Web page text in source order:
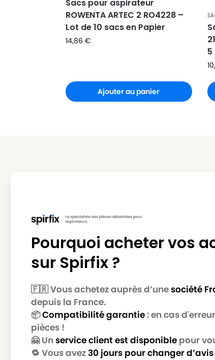
ROWENTA
ROWENTA POWER SPACE
ROWENTA
ROWENTA POWER SPACE
ROWENTA
ROWENTA POWER SPACE RS
ROWENTA
ROWENTA RO 212101
ROWENTA
ROWENTA RO 212301
ROWENTA
ROWENTA RO 2544
ROWENTA
ROWENTA RO212301
ROWENTA
ROWENTA RO212601
ROWENTA
ROWENTA RO213101 POWER
ROWENTA
ROWENTA RO214501
ROWENTA
ROWENTA RO2321EA
ROWENTA
ROWENTA RO2323EA POWER
Sacs pour aspirateur
ROWENTA ARTEC 2 RO4228 –
Lot de 10 sacs en Papier
14,86 €
Ajouter au panier
Pourquoi acheter vos
sur Spirfix ?
🇫🇷 Vous achetez auprès d’unesociété
depuis la France.
📦Compatibilité garantie: en cas
pièces !
🤗 Un service client est disponible pour
🔁 Vous avez30 jours pour changer d’avis